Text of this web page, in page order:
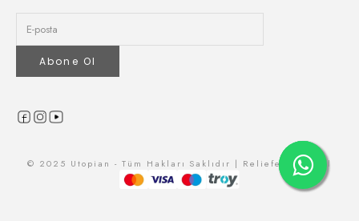
Abone Ol
© 2025 Utopian - Tüm Hakları Saklıdır | Reliefers Digital